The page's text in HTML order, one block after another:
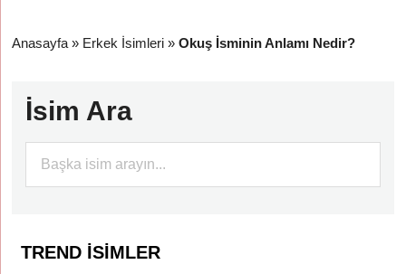
Anasayfa » Erkek İsimleri »Okuş İsminin Anlamı Nedir?
İsim Ara
TREND İSIMLER